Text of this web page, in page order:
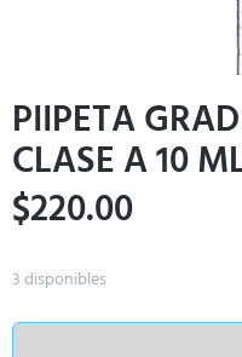
PIIPETA
CLASE A 10
$220.00
3 disponibles